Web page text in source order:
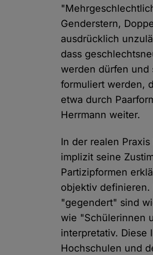
Genderstern,
ausdrücklich
dass
werden dürfen und
formuliert werden,
etwa durch
Herrmann weiter.
In der realen
implizit seine
Partizipformen
objektiv definieren.
"gegendert" sind
wie "Schülerinnen
interpretativ. Diese
Hochschulen und